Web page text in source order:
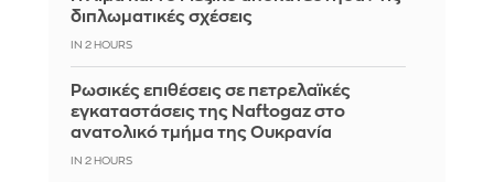
διπλωματικές σχέσεις
IN 2 HOURS
Ρωσικές επιθέσεις σε πετρελαϊκές
εγκαταστάσεις της Naftogaz στο
ανατολικό τμήμα της Ουκρανία
IN 2 HOURS